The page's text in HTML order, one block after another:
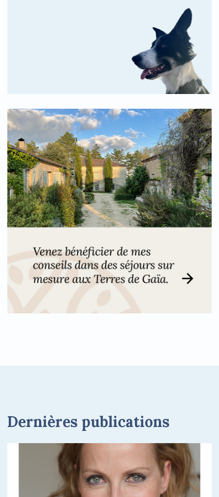
Dernières publications